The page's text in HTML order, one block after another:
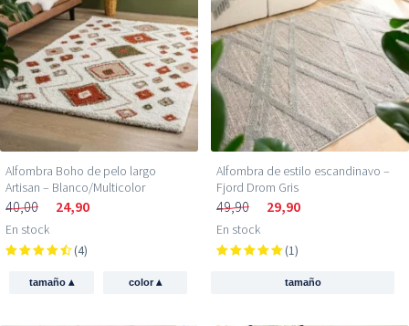
Alfombra Boho de pelo largo
Artisan – Blanco/Multicolor
40,00 24,90
En stock
(4)
tamaño ▴ color▴
Alfombra de estilo escandinavo –
Fjord Drom Gris
49,90 29,90
En stock
(1)
tamaño